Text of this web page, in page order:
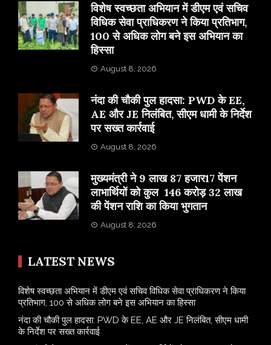
विशेष स्वच्छता अभियान में डीएम एवं सचिव
विधिक सेवा प्राधिकरण ने किया प्रतिभाग,
100 से अधिक लोग बने इस अभियान का
हिस्सा
August 8, 2026
नंदा की चौकी पुल हादसा: PWD के EE,
AE और JE निलंबित, सीएम धामी के निर्देश
पर सख्त कार्रवाई
August 8, 2026
मुख्यमंत्री ने 9 लाख 87 हजार17 पेंशन
लाभार्थियों को कुल 146 करोड़ 32 लाख
की पेंशन राशि का किया भुगतान
August 8, 2026
LATEST NEWS
विशेष स्वच्छता अभियान में डीएम एवं सचिव विधिक सेवा प्राधिकरण ने किया
प्रतिभाग, 100 से अधिक लोग बने इस अभियान का हिस्सा
नंदा की चौकी पुल हादसा: PWD के EE, AE और JE निलंबित, सीएम धामी
के निर्देश पर सख्त कार्रवाई